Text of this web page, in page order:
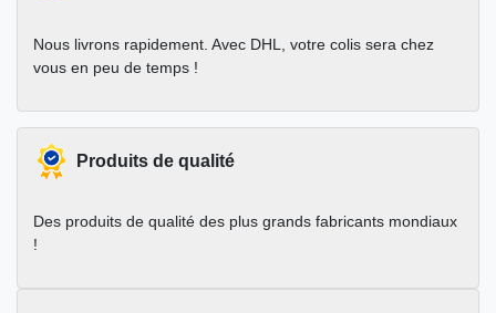
Nous livrons rapidement. Avec DHL, votre colis sera chez
vous en peu de temps !
Produits de qualité
Des produits de qualité des plus grands fabricants mondiaux
!